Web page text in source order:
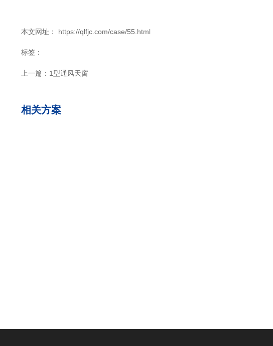
本文网址： https://qlfjc.com/case/55.html
标签：
上一篇： 1型通风天窗
相关方案